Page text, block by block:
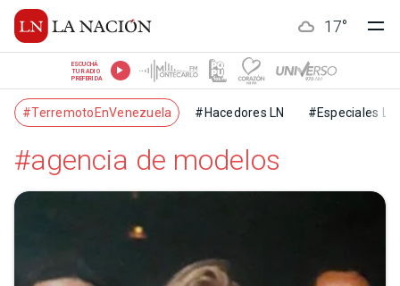
17°
ESCUCHÁ
TU RADIO
PREFERIDA
#TerremotoEnVenezuela #Hacedores LN #Especiales LN
#agencia de modelos